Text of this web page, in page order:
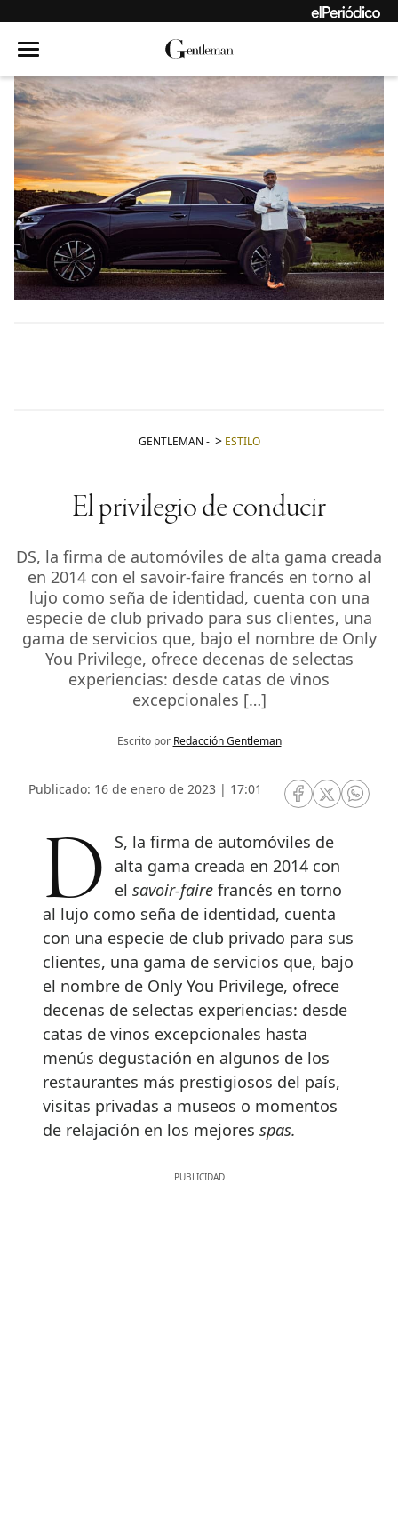
GENTLEMAN - ESTILO
El privilegio de conducir
DS, la firma de automóviles de alta gama creada
en 2014 con el savoir-faire francés en torno al
lujo como seña de identidad, cuenta con una
especie de club privado para sus clientes, una
gama de servicios que, bajo el nombre de Only
You Privilege, ofrece decenas de selectas
experiencias: desde catas de vinos
excepcionales […]
Escrito por Redacción Gentleman
Publicado: 16 de enero de 2023 | 17:01
RRSS Facebook
RRSSRRSS
DS, la firma de automóviles de
alta gama creada en 2014 con
elsavoir-faire francés en torno
al lujo como seña de identidad, cuenta
con una especie de club privado para sus
clientes, una gama de servicios que, bajo
el nombre de Only You Privilege, ofrece
decenas de selectas experiencias: desde
catas de vinos excepcionales hasta
menús degustación en algunos de los
restaurantes más prestigiosos del país,
visitas privadas a museos o momentos
de relajación en los mejores spas.